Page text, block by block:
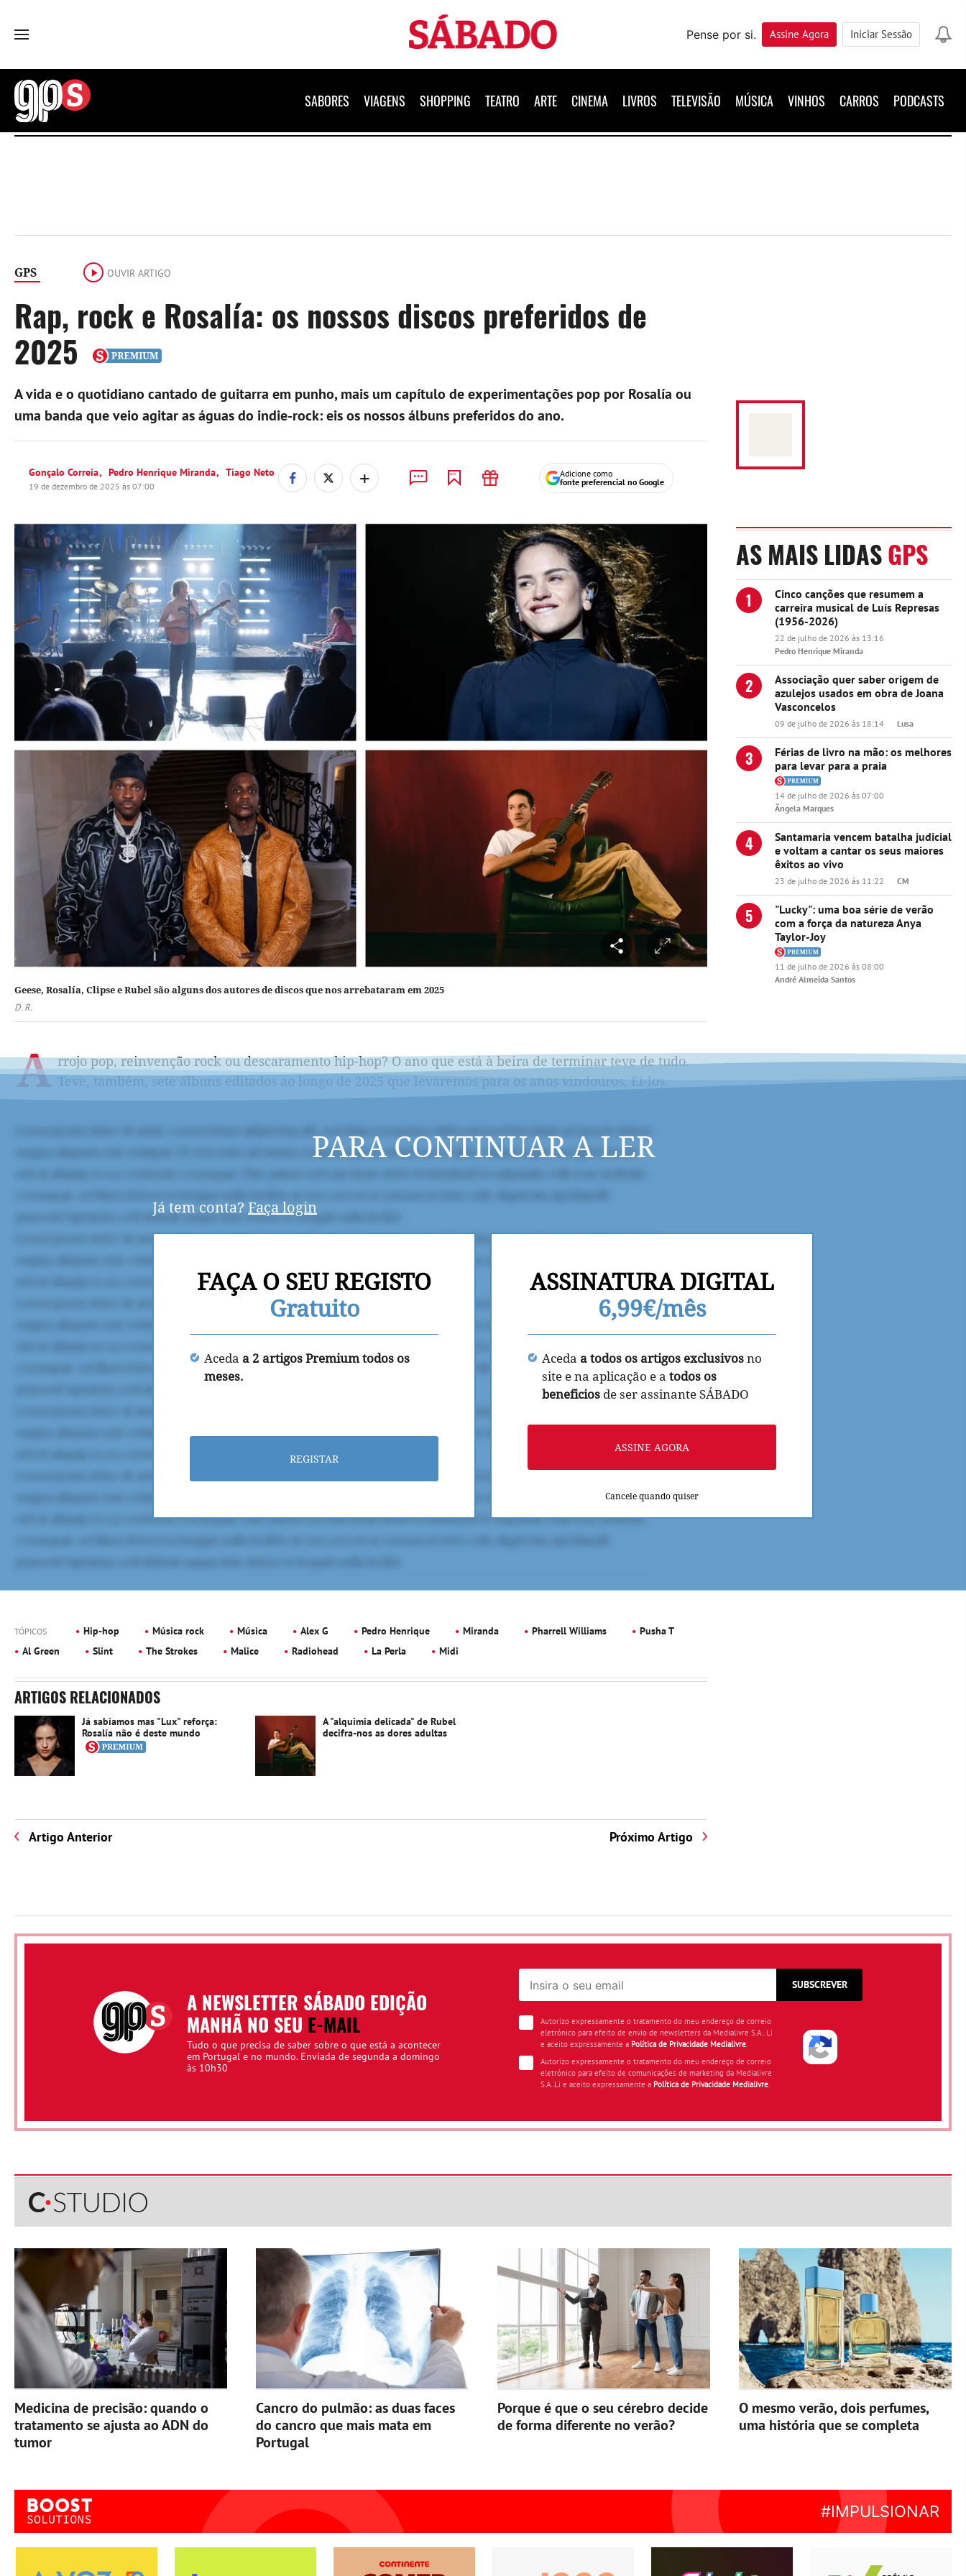
Sábado
Pense por si.
Assine Agora Iniciar Sessão
GPS
SABORES VIAGENS SHOPPING TEATRO ARTE CINEMA LIVROS TELEVISÃO MÚSICA VINHOS CARROS PODCASTS
GPS OUVIR ARTIGO
Rap, rock e Rosalía: os nossos discos preferidos de
2025
A vida e o quotidiano cantado de guitarra em punho, mais um capítulo de experimentações pop por Rosalía ou
uma banda que veio agitar as águas do indie-rock: eis os nossos álbuns preferidos do ano.
AS MAIS LIDASGPS
1
Cinco canções que resumem a
carreira musical de Luís Represas
(1956-2026)
22 de julho de 2026 às 13:16
Pedro Henrique Miranda
2
Associação quer saber origem de
azulejos usados em obra de Joana
Vasconcelos
09 de julho de 2026 às 18:14 Lusa
3
Férias de livro na mão: os melhores
para levar para a praia
14 de julho de 2026 às 07:00
Ângela Marques
4
Santamaria vencem batalha judicial
e voltam a cantar os seus maiores
êxitos ao vivo
23 de julho de 2026 às 11:22 CM
5
"Lucky": uma boa série de verão
com a força da natureza Anya
Taylor-Joy
11 de julho de 2026 às 08:00
André Almeida Santos
Gonçalo Correia Pedro Henrique Miranda Tiago Neto
19 de dezembro de 2025 às 07:00 +
Adicione como
fonte preferencial no Google
Geese, Rosalía, Clipse e Rubel são alguns dos autores de discos que nos arrebataram em 2025
D. R.
A rrojo pop, reinvenção rock ou descaramento hip-hop? O ano que está à beira de terminar teve de tudo.
Teve, também, sete álbuns editados ao longo de 2025 que levaremos para os anos vindouros. Ei-los.
PARA CONTINUAR A LER
Já tem conta? Faça login
FAÇA O SEU REGISTO
Gratuito
Aceda a 2 artigos Premium todos os
meses.
REGISTAR
ASSINATURA DIGITAL
6,99€/mês
Aceda a todos os artigos exclusivosno
site e na aplicação e a todos os
beneficios de ser assinante SÁBADO
ASSINE AGORA
Cancele quando quiser
TÓPICOS Hip-hop Música rock Música Alex G Pedro Henrique Miranda Pharrell Williams
Pusha T
Al Green
Slint The Strokes Malice Radiohead La Perla Midi
ARTIGOS RELACIONADOS
Já sabíamos mas "Lux" reforça:
Rosalía não é deste mundo
A "alquimia delicada" de Rubel
decifra-nos as dores adultas
Artigo Anterior Próximo Artigo
A NEWSLETTER SÁBADO EDIÇÃO
MANHÃ NO SEU E-MAIL
Tudo o que precisa de saber sobre o que está a acontecer
em Portugal e no mundo. Enviada de segunda a domingo
às 10h30
SUBSCREVER
Autorizo expressamente o tratamento do meu endereço de correio
eletrónico para efeito de envio de newsletters da Medialivre S.A.. Li
e aceito expressamente a Política de Privacidade Medialivre.
Autorizo expressamente o tratamento do meu endereço de correio
eletrónico para efeito de comunicações de marketing da Medialivre
S.A..Li e aceito expressamente a Política de Privacidade Medialivre.
Medicina de precisão: quando o
tratamento se ajusta ao ADN do
tumor
Cancro do pulmão: as duas faces
do cancro que mais mata em
Portugal
Porque é que o seu cérebro decide
de forma diferente no verão?
O mesmo verão, dois perfumes,
uma história que se completa